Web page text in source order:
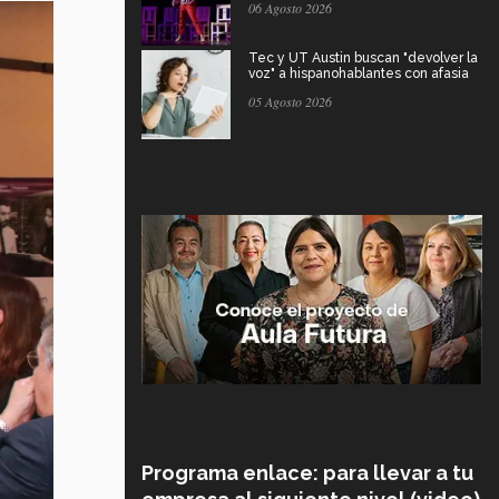
06 Agosto 2026
Tec y UT Austin buscan "devolver la
voz" a hispanohablantes con afasia
05 Agosto 2026
Programa enlace: para llevar a tu